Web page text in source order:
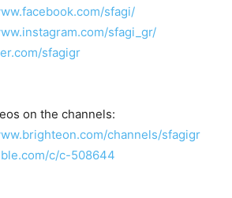
sfagi/​
sfagi_gr/
sfagigr​
on the channels:
channels/sfagigr
c/c-508644